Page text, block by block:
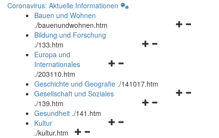
Coronavirus: Aktuelle Informationen
Bauen und Wohnen
./bauenundwohnen.htm
Navigationsmenü
Bildung und Forschung
./133.htm
Navigationsmenü
und
schließen
Europa und
Internationales
./203110.htm
Geschichte und Geografie ./141017.htm
Navigationsmenü
Gesellschaft und Soziales
./139.htm
Navigationsmenü
Gesundheit ./141.htm
Navigationsmenü
Kultur
./kultur.htm